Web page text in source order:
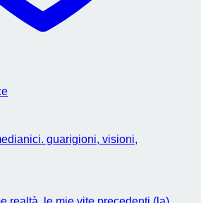
guarigioni, visioni,